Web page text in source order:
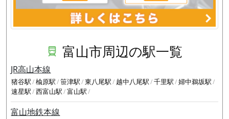
富山市周辺の駅一覧
JR高山本線
猪谷駅 楡原駅 笹津駅 東八尾駅 越中八尾駅 千里駅 婦中鵜坂駅
速星駅 西富山駅 富山駅
富山地鉄本線